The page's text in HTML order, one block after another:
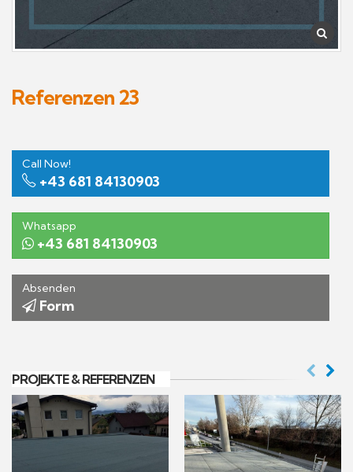
Referenzen 23
Call Now!
+43 681 84130903
Whatsapp
+43 681 84130903
Absenden
Form
PROJEKTE & REFERENZEN